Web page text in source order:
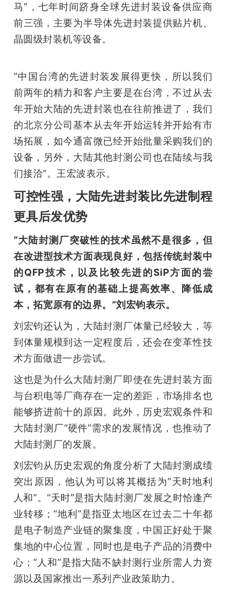
马”，七年时间跻身全球先进封装设备供应商
前三强，主要为半导体先进封装提供贴片机、
晶圆级封装机等设备。
“中国台湾的先进封装发展得更快，所以我们
前两年的精力和客户主要是在台湾，不过从去
年开始大陆的先进封装也在往前推进了，我们
的北京分公司基本从去年开始运转并开始有市
场拓展，如今通富微已经开始批量采购我们的
设备，另外，大陆其他封测公司也在陆续与我
们接洽”。王宏波表示。
可控性强，大陆先进封装比先进制程
更具后发优势
“大陆封测厂突破性的技术虽然不是很多，但
在改进型技术方面表现良好，包括传统封装中
的QFP技术，以及比较先进的SiP方面的尝
试，都有在原有的基础上提高效率、降低成
本，拓宽原有的边界。”刘宏钧表示。
刘宏钧还认为，大陆封测厂体量已经较大，等
到体量规模到达一定程度后，还会在变革性技
术方面做进一步尝试。
这也是为什么大陆封测厂即使在先进封装方面
与台积电等厂商存在一定的差距，市场排名也
能够挤进前十的原因。此外，历史宏观条件和
大陆封测厂“硬件”需求的发展情况，也推动了
大陆封测厂的发展。
刘宏钧从历史宏观的角度分析了大陆封测成绩
突出原因，他认为可以将其概括为“天时地利
人和”。“天时”是指大陆封测厂发展之时恰逢产
业转移；“地利”是指亚太地区在过去二十年都
是电子制造产业链的聚集度，中国正好处于聚
集地的中心位置，同时也是电子产品的消费中
心；“人和”是指大陆不缺封测行业所需人力资
源以及国家推出一系列产业政策助力。